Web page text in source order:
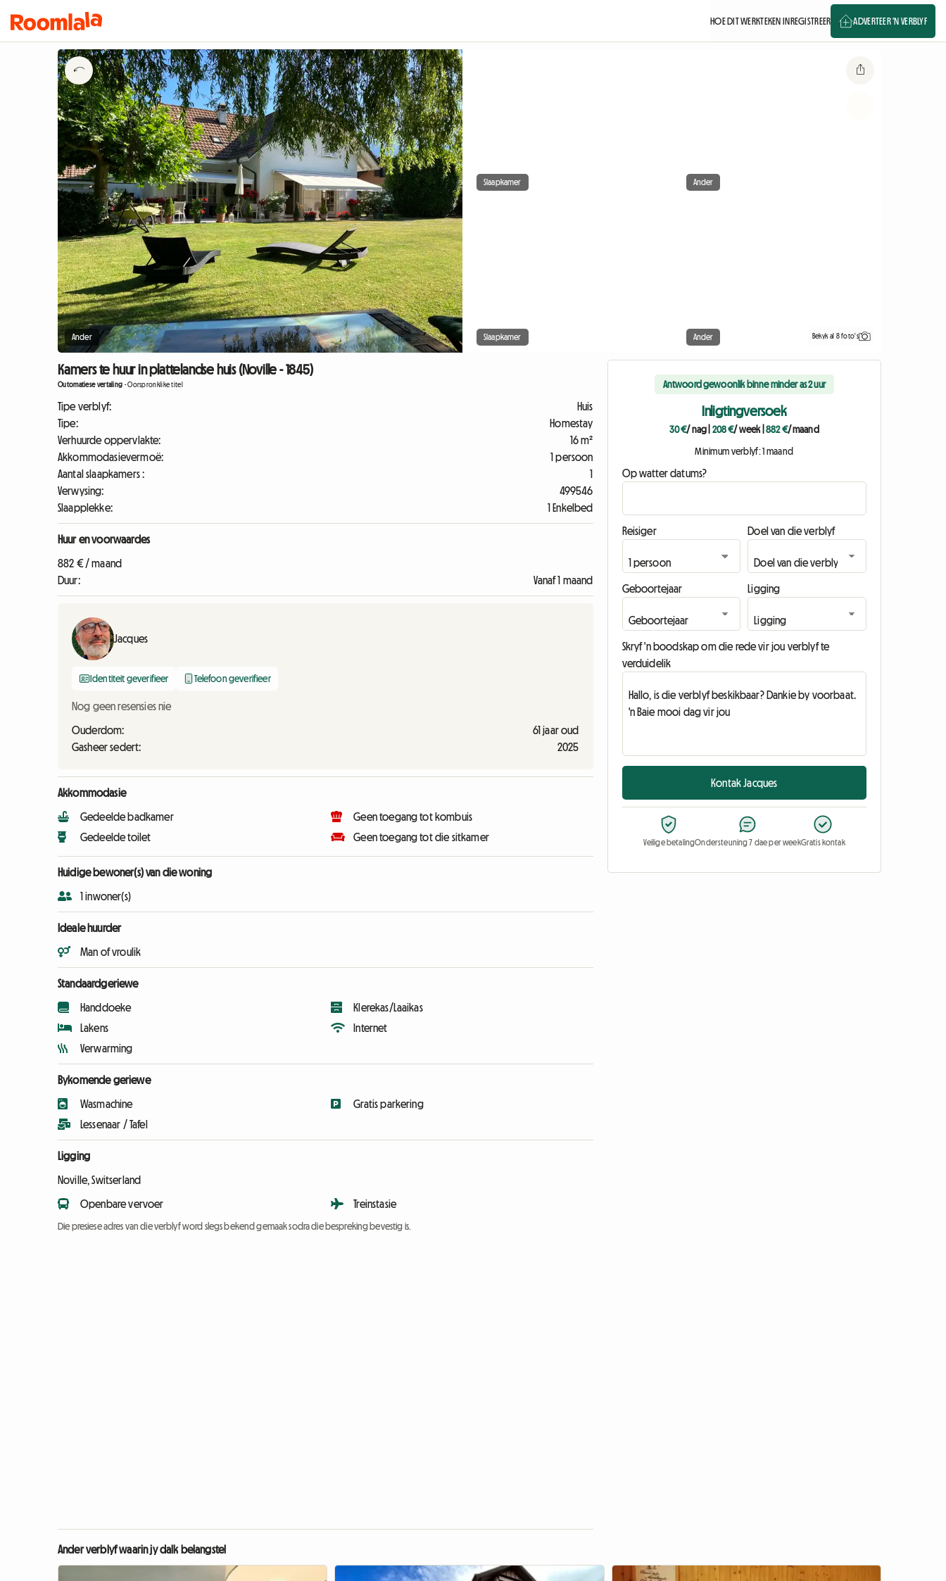
HOE DIT WERKTEKEN INREGISTREER ADVERTEER 'N VERBLYF
Ander
Slaapkamer Ander
Slaapkamer Ander Bekyk al 8 foto's
Kamers te huur in plattelandse huis (Noville - 1845)
Outomatiese vertaling -Oorspronklike titel
Tipe verblyf:
Huis
Tipe:
Homestay
Verhuurde oppervlakte:
16 m²
Akkommodasievermoë:
1 persoon
Aantal slaapkamers :
1
Verwysing:
499546
Slaapplekke:
1 Enkelbed
Huur en voorwaardes
882 € / maand
Duur:
Vanaf 1 maand
Jacques
Identiteit geverifieer Telefoon geverifieer
Nog geen resensies nie
Ouderdom:
61 jaar oud
Gasheer sedert:
2025
Akkommodasie
Gedeelde badkamer
Gedeelde toilet
Geen toegang tot kombuis
Geen toegang tot die sitkamer
Huidige bewoner(s) van die woning
1 inwoner(s)
Ideale huurder
Man of vroulik
Standaardgeriewe
Handdoeke
Lakens
Verwarming
Klerekas/Laaikas
Internet
Bykomende geriewe
Wasmachine
Lessenaar / Tafel
Gratis parkering
Ligging
Noville, Switserland
Openbare vervoer Treinstasie
Die presiese adres van die verblyf word slegs bekend gemaak sodra die bespreking bevestig is.
Antwoord gewoonlik binne minder as 2 uur
Inligtingversoek
30 €/ nag 208 €/ week| 882 €/ maand
Minimum verblyf: 1 maand
Op watter datums?
Reisiger Doel van die verblyf
Geboortejaar Ligging
Skryf 'n boodskap om die rede vir jou verblyf te
verduidelik
Kontak Jacques
Veilige betalingOndersteuning 7 dae per weekGratis kontak
Ander verblyf waarin jy dalk belangstel